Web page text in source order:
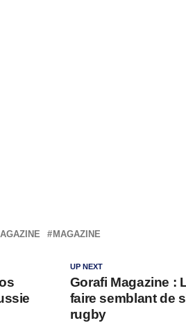
MAGAZINE
UP NEXT
Gorafi Magazine :
faire semblant de
rugby